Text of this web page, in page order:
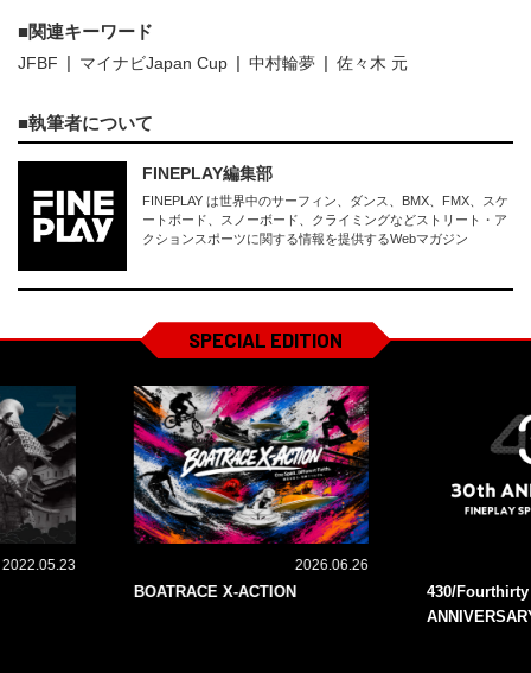
関連キーワード
JFBF マイナビJapan Cup 中村輪夢 佐々木 元
執筆者について
FINEPLAY編集部
FINEPLAY は世界中のサーフィン、ダンス、BMX、FMX、スケ
ートボード、スノーボード、クライミングなどストリート・ア
クションスポーツに関する情報を提供するWebマガジン
SPECIAL EDITION
2022.05.23 2026.06.26
BOATRACE X-ACTION
430/